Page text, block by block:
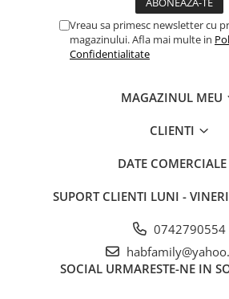
Vreau sa primesc newsletter cu
magazinului. Afla mai multe in
Confidentialitate
MAGAZINUL MEU
CLIENTI
DATE COMERCIALE
SUPORT CLIENTI LUNI -
0742790554
SOCIAL URMARESTE-NE IN